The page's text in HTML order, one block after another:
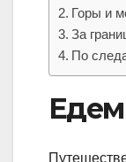
Горы и
За
По
Едем